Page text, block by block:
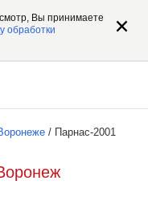
Вы принимаете
обработки
/ Парнас-2001